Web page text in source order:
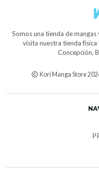
Somos una tienda de
visita nuestra tienda
Concepción,
Kori Manga Store